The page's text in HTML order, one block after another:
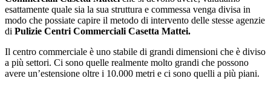
esattamente quale sia la sua struttura e commessa venga divisa in
modo che possiate capire il metodo di intervento delle stesse agenzie
di Pulizie Centri Commerciali Casetta Mattei.
Il centro commerciale è uno stabile di grandi dimensioni che è diviso
a più settori. Ci sono quelle realmente molto grandi che possono
avere un’estensione oltre i 10.000 metri e ci sono quelli a più piani.